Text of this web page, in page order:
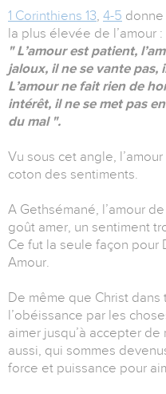
1 Corinthiens 13, 4-5
la plus élevée de l’amour :
" L’amour est patient,
jaloux, il ne se vante pas,
L’amour ne fait rien de
intérêt, il ne se met pas
du mal ".
Vu sous cet angle,
coton des sentiments.
A Gethsémané, l’amour
goût amer, un sentiment
Ce fut la seule façon pour
Amour.
De même que Christ
l’obéissance par les
aimer jusqu’à accepter de
aussi, qui sommes
force et puissance pour